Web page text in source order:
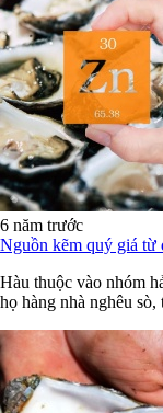
6 năm trước
Nguồn kẽm quý giá từ
Hàu thuộc vào nhóm
họ hàng nhà nghêu